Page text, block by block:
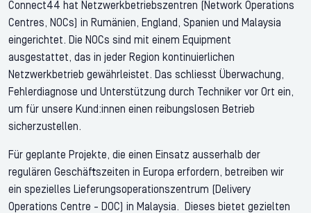
Connect44 hat Netzwerkbetriebszentren (Network Operations
Centres, NOCs) in Rumänien, England, Spanien und Malaysia
eingerichtet. Die NOCs sind mit einem Equipment
ausgestattet, das in jeder Region kontinuierlichen
Netzwerkbetrieb gewährleistet. Das schliesst Überwachung,
Fehlerdiagnose und Unterstützung durch Techniker vor Ort ein,
um für unsere Kund:innen einen reibungslosen Betrieb
sicherzustellen.
Für geplante Projekte, die einen Einsatz ausserhalb der
regulären Geschäftszeiten in Europa erfordern, betreiben wir
ein spezielles Lieferungsoperationszentrum (Delivery
Operations Centre - DOC) in Malaysia. Dieses bietet gezielten